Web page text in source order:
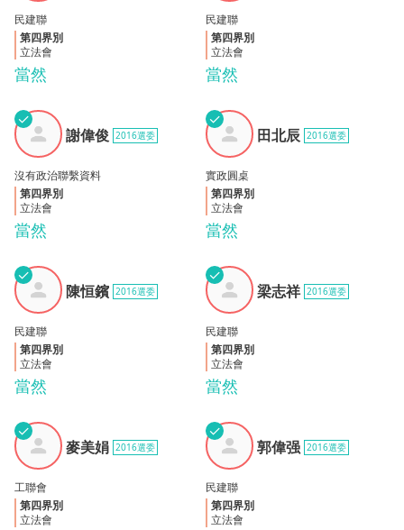
當然
民建聯
第四界別
立法會
當然
民建聯
第四界別
立法會
謝偉
俊
✓
當然
謝偉俊 2016選委
沒有政治聯繫資料
第四界別
立法會
田北
辰
✓
當然
田北辰 2016選委
實政圓桌
第四界別
立法會
陳恒
鑌
✓
當然
陳恒鑌 2016選委
民建聯
第四界別
立法會
梁志
祥
✓
當然
梁志祥 2016選委
民建聯
第四界別
立法會
麥美
娟
✓
麥美娟 2016選委
工聯會
第四界別
立法會
郭偉
强
✓
郭偉强 2016選委
民建聯
第四界別
立法會